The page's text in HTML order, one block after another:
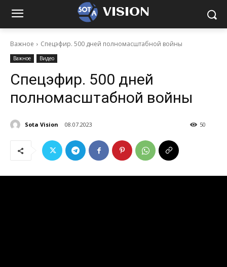
VISION
Важное Спецэфир. 500 дней полномасштабной войны
Важное Видео
Спецэфир. 500 дней
полномасштабной войны
Sota Vision 08.07.2023 50